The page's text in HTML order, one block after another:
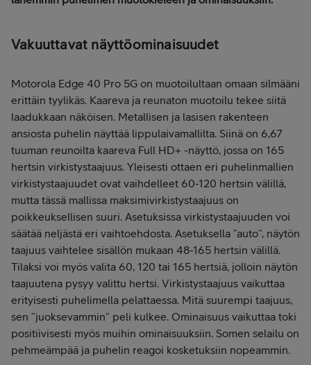
Vakuuttavat näyttöominaisuudet
Motorola Edge 40 Pro 5G on muotoilultaan omaan silmääni
erittäin tyylikäs. Kaareva ja reunaton muotoilu tekee siitä
laadukkaan näköisen. Metallisen ja lasisen rakenteen
ansiosta puhelin näyttää lippulaivamallilta. Siinä on 6,67
tuuman reunoilta kaareva Full HD+ -näyttö, jossa on 165
hertsin virkistystaajuus. Yleisesti ottaen eri puhelinmallien
virkistystaajuudet ovat vaihdelleet 60-120 hertsin välillä,
mutta tässä mallissa maksimivirkistystaajuus on
poikkeuksellisen suuri. Asetuksissa virkistystaajuuden voi
säätää neljästä eri vaihtoehdosta. Asetuksella ”auto”, näytön
taajuus vaihtelee sisällön mukaan 48-165 hertsin välillä.
Tilaksi voi myös valita 60, 120 tai 165 hertsiä, jolloin näytön
taajuutena pysyy valittu hertsi. Virkistystaajuus vaikuttaa
erityisesti puhelimella pelattaessa. Mitä suurempi taajuus,
sen ”juoksevammin” peli kulkee. Ominaisuus vaikuttaa toki
positiivisesti myös muihin ominaisuuksiin. Somen selailu on
pehmeämpää ja puhelin reagoi kosketuksiin nopeammin.